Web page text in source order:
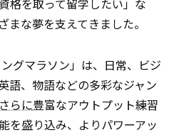
格を取って留学したい」な
まな夢を支えてきました。
グマラソン」は、日常、ビジ
語、物語などの多彩なジャン
さらに豊富なアウトプット練習
を盛り込み、よりパワーアッ